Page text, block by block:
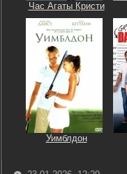
Час Агаты Кристи
Уимблдон